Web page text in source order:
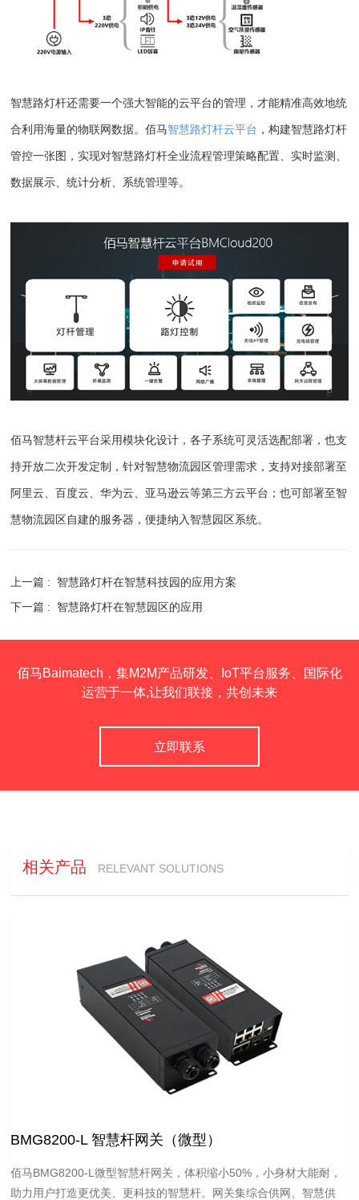
智慧路灯杆还需要一个强大智能的云平台的管理，才能精准高效地统
合利用海量的物联网数据。佰马智慧路灯杆云平台 ，构建智慧路灯杆
管控一张图，实现对智慧路灯杆全业流程管理策略配置、实时监测、
数据展示、统计分析、系统管理等。
佰马智慧杆云平台采用模块化设计，各子系统可灵活选配部署，也支
持开放二次开发定制，针对智慧物流园区管理需求，支持对接部署至
阿里云、百度云、华为云、亚马逊云等第三方云平台；也可部署至智
慧物流园区自建的服务器，便捷纳入智慧园区系统。
上一篇 :
智慧路灯杆在智慧科技园的应用方案
下一篇 :
智慧路灯杆在智慧园区的应用
佰马Baimatech，集M2M产品研发、IoT平台服务、国际化
运营于一体,让我们联接，共创未来
立即联系
相关产品 RELEVANT SOLUTIONS
BMG8200-L 智慧杆网关（微型）
佰马BMG8200-L微型智慧杆网关，体积缩小50%，小身材大能耐，
助力用户打造更优美、更科技的智慧杆。网关集综合供网、智慧供